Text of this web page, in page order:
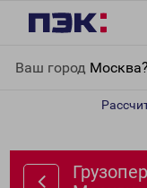
Ваш город Москва?